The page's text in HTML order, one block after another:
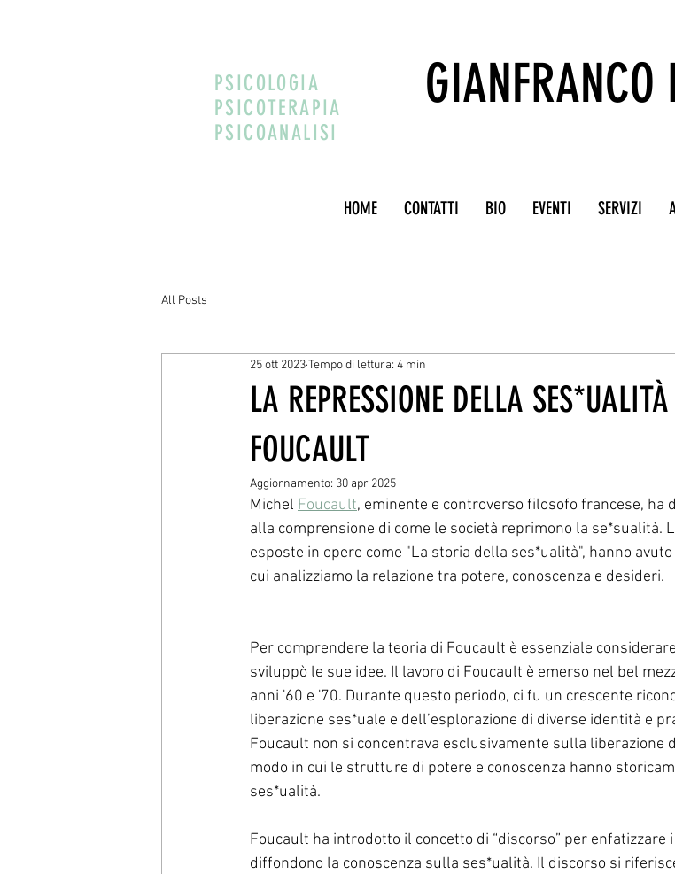
PSICOLOGIA
PSICOTERAPIA
PSICOANALISI
GIANFRANCO
HOME CONTATTI BIO EVENTI SERVIZI
All Posts
LA REPRESSIONE DELLA
FOUCAULT
25 ott 2023Tempo di lettura: 4 min
Aggiornamento: 30 apr 2025
Michel Foucault, eminente e controverso filosofo francese, ha
alla comprensione di come le società reprimono la se*sualità.
esposte in opere come "La storia della ses*ualità", hanno
cui analizziamo la relazione tra potere, conoscenza e desideri.
Per comprendere la teoria di Foucault è essenziale
sviluppò le sue idee. Il lavoro di Foucault è emerso nel bel
anni '60 e '70. Durante questo periodo, ci fu un crescente
liberazione ses*uale e dell’esplorazione di diverse identità e
Foucault non si concentrava esclusivamente sulla liberazione
modo in cui le strutture di potere e conoscenza hanno
ses*ualità.
Foucault ha introdotto il concetto di “discorso” per enfatizzare
diffondono la conoscenza sulla ses*ualità. Il discorso si